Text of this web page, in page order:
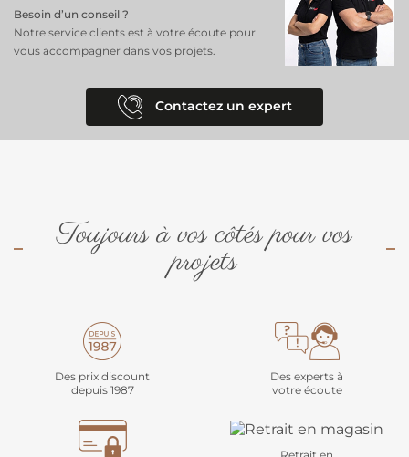
Besoin d’un conseil ?
Notre service clients est à votre écoute pour
vous accompagner dans vos projets.
Contactez un expert
Toujours à vos côtés pour vos
projets
Des prix discount
depuis 1987
Des experts à
votre écoute